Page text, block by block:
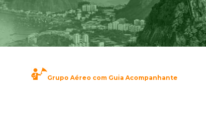
Grupo Aéreo com Guia Acompanhante